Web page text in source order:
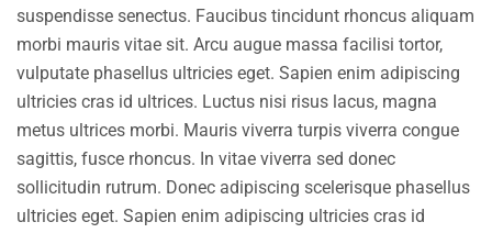
suspendisse senectus. Faucibus tincidunt rhoncus aliquam
morbi mauris vitae sit. Arcu augue massa facilisi tortor,
vulputate phasellus ultricies eget. Sapien enim adipiscing
ultricies cras id ultrices. Luctus nisi risus lacus, magna
metus ultrices morbi. Mauris viverra turpis viverra congue
sagittis, fusce rhoncus. In vitae viverra sed donec
sollicitudin rutrum. Donec adipiscing scelerisque phasellus
ultricies eget. Sapien enim adipiscing ultricies cras id